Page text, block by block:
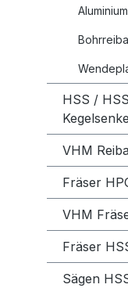
HSS /
VHM
Fräser
VHM
Fräser
Sägen